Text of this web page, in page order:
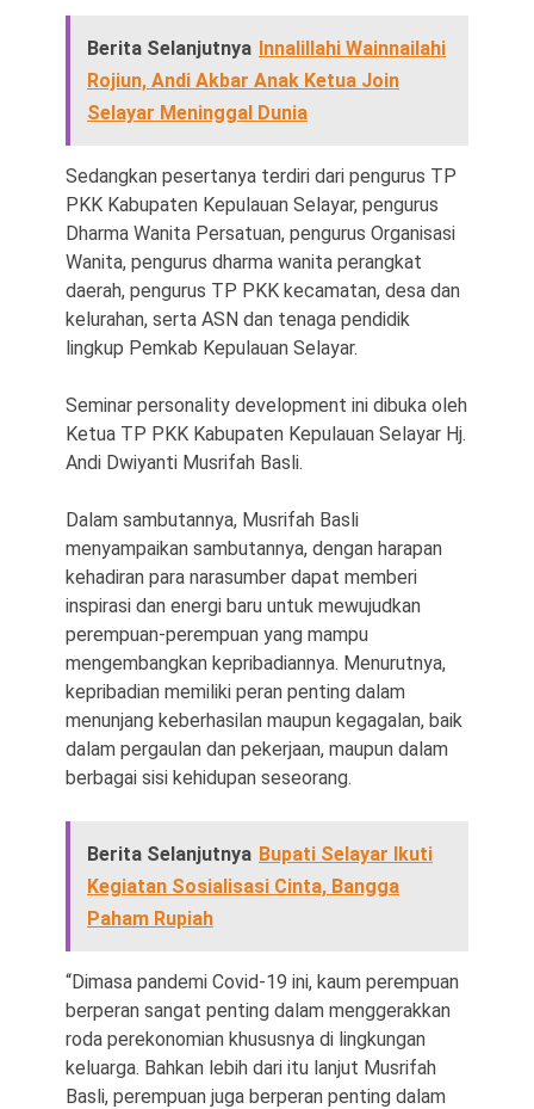
Berita Selanjutnya Innalillahi Wainnailahi
Rojiun, Andi Akbar Anak Ketua Join
Selayar Meninggal Dunia
Sedangkan pesertanya terdiri dari pengurus TP
PKK Kabupaten Kepulauan Selayar, pengurus
Dharma Wanita Persatuan, pengurus Organisasi
Wanita, pengurus dharma wanita perangkat
daerah, pengurus TP PKK kecamatan, desa dan
kelurahan, serta ASN dan tenaga pendidik
lingkup Pemkab Kepulauan Selayar.
Seminar personality development ini dibuka oleh
Ketua TP PKK Kabupaten Kepulauan Selayar Hj.
Andi Dwiyanti Musrifah Basli.
Dalam sambutannya, Musrifah Basli
menyampaikan sambutannya, dengan harapan
kehadiran para narasumber dapat memberi
inspirasi dan energi baru untuk mewujudkan
perempuan-perempuan yang mampu
mengembangkan kepribadiannya. Menurutnya,
kepribadian memiliki peran penting dalam
menunjang keberhasilan maupun kegagalan, baik
dalam pergaulan dan pekerjaan, maupun dalam
berbagai sisi kehidupan seseorang.
Berita Selanjutnya Bupati Selayar Ikuti
Kegiatan Sosialisasi Cinta, Bangga
Paham Rupiah
“Dimasa pandemi Covid-19 ini, kaum perempuan
berperan sangat penting dalam menggerakkan
roda perekonomian khususnya di lingkungan
keluarga. Bahkan lebih dari itu lanjut Musrifah
Basli, perempuan juga berperan penting dalam